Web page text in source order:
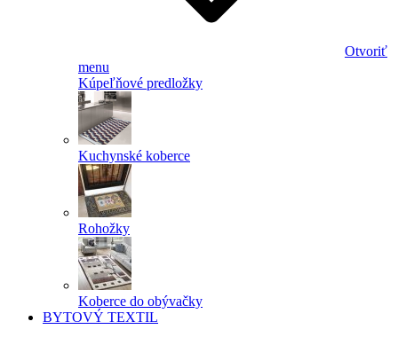
Otvoriť
menu
Kúpeľňové predložky
Kuchynské koberce
Rohožky
Koberce do obývačky
BYTOVÝ TEXTIL